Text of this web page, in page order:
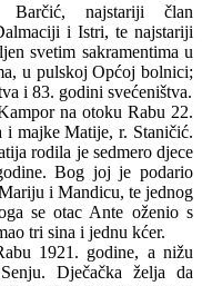
najstariji član
i Istri, te najstariji
svetim sakramentima u
u pulskoj Općoj bolnici;
i 83. godini svećeništva.
na otoku Rabu 22.
i majke Matije, r. Staničić.
rodila je sedmero djece
Bog joj je podario
i Mandicu, te jednog
se otac Ante oženio s
tri sina i jednu kćer.
1921. godine, a nižu
Dječačka želja da